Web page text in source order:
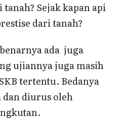
Sejak kapan api
dari tanah?
ada juga
ujiannya juga masih
tertentu. Bedanya
diurus oleh